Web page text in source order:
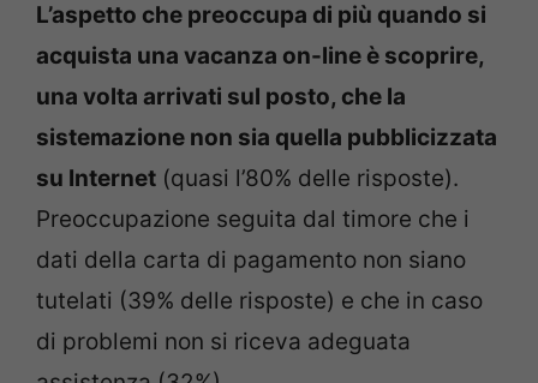
L’aspetto che preoccupa di più quando si
acquista una vacanza on-line è scoprire,
una volta arrivati sul posto, che la
sistemazione non sia quella pubblicizzata
su Internet (quasi l’80% delle risposte).
Preoccupazione seguita dal timore che i
dati della carta di pagamento non siano
tutelati (39% delle risposte) e che in caso
di problemi non si riceva adeguata